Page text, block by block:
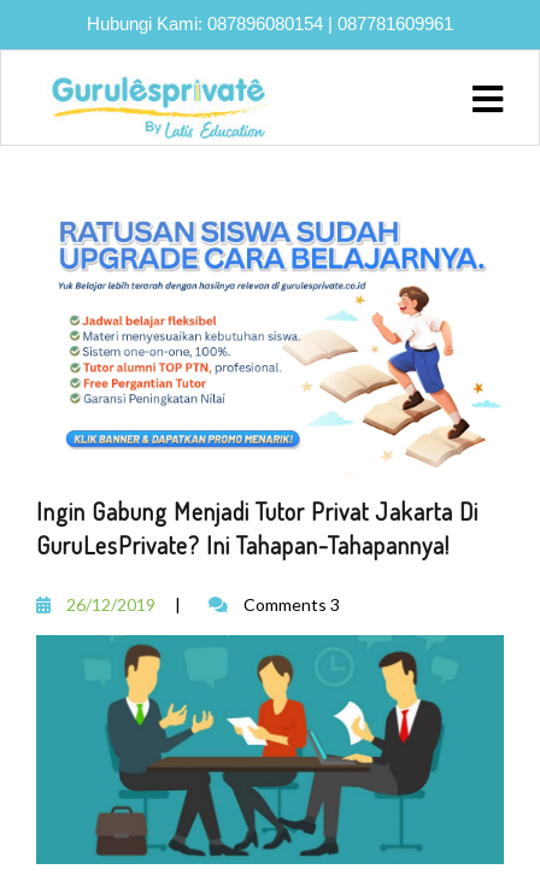
Hubungi Kami: 087896080154 | 087781609961
Home
Program
Bimbel
SNBT
Lainnya
Blog
Ingin Gabung Menjadi Tutor Privat Jakarta Di
GuruLesPrivate? Ini Tahapan-Tahapannya!
26/12/2019 | Comments 3